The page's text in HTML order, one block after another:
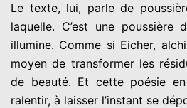
Le texte, lui, parle de
laquelle. C’est une poussière
illumine. Comme si Eicher,
moyen de transformer les
de beauté. Et cette poésie
ralentir, à laisser l’instant se